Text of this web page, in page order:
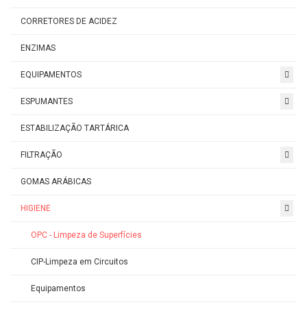
CORRETORES DE ACIDEZ
ENZIMAS
EQUIPAMENTOS
ESPUMANTES
ESTABILIZAÇÃO TARTÁRICA
FILTRAÇÃO
GOMAS ARÁBICAS
HIGIENE
OPC - Limpeza de Superfícies
CIP-Limpeza em Circuitos
Equipamentos